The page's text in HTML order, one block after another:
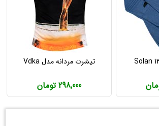
تیشرت مردانه مدل Vdka
298,000 تومان